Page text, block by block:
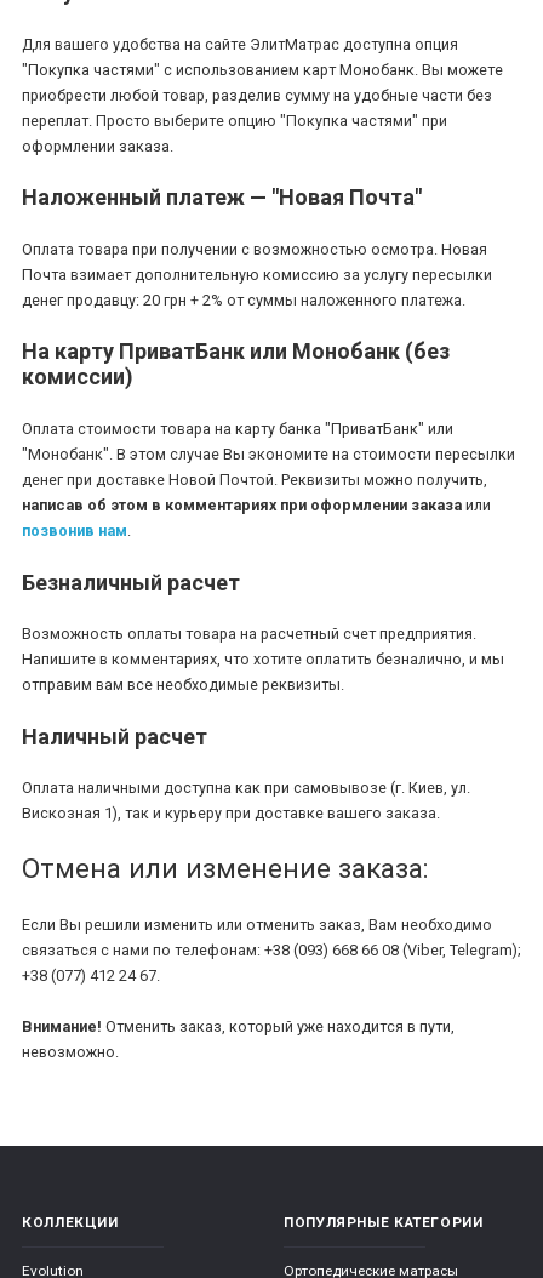
Для вашего удобства на сайте ЭлитМатрас доступна опция
"Покупка частями" с использованием карт Монобанк. Вы можете
приобрести любой товар, разделив сумму на удобные части без
переплат. Просто выберите опцию "Покупка частями" при
оформлении заказа.
Наложенный платеж — "Новая Почта"
Оплата товара при получении с возможностью осмотра. Новая
Почта взимает дополнительную комиссию за услугу пересылки
денег продавцу: 20 грн + 2% от суммы наложенного платежа.
На карту ПриватБанк или Монобанк (без
комиссии)
Оплата стоимости товара на карту банка "ПриватБанк" или
"Монобанк". В этом случае Вы экономите на стоимости пересылки
денег при доставке Новой Почтой. Реквизиты можно получить,
написав об этом в комментариях при оформлении заказа или
позвонив нам.
Безналичный расчет
Возможность оплаты товара на расчетный счет предприятия.
Напишите в комментариях, что хотите оплатить безналично, и мы
отправим вам все необходимые реквизиты.
Наличный расчет
Оплата наличными доступна как при самовывозе (г. Киев, ул.
Вискозная 1), так и курьеру при доставке вашего заказа.
Отмена или изменение заказа:
Если Вы решили изменить или отменить заказ, Вам необходимо
связаться с нами по телефонам: +38 (093) 668 66 08 (Viber, Telegram);
+38 (077) 412 24 67.
Внимание! Отменить заказ, который уже находится в пути,
невозможно.
КОЛЛЕКЦИИ
Evolution
ПОПУЛЯРНЫЕ КАТЕГОРИИ
Ортопедические матрасы
*
*
*
*
*